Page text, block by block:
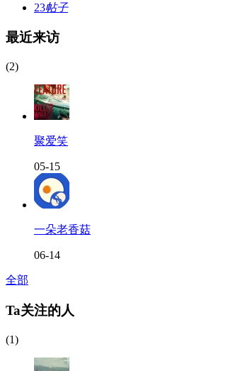
23帖子
最近来访
(2)
聚爱笑
05-15
一朵老香菇
06-14
全部
Ta关注的人
(1)